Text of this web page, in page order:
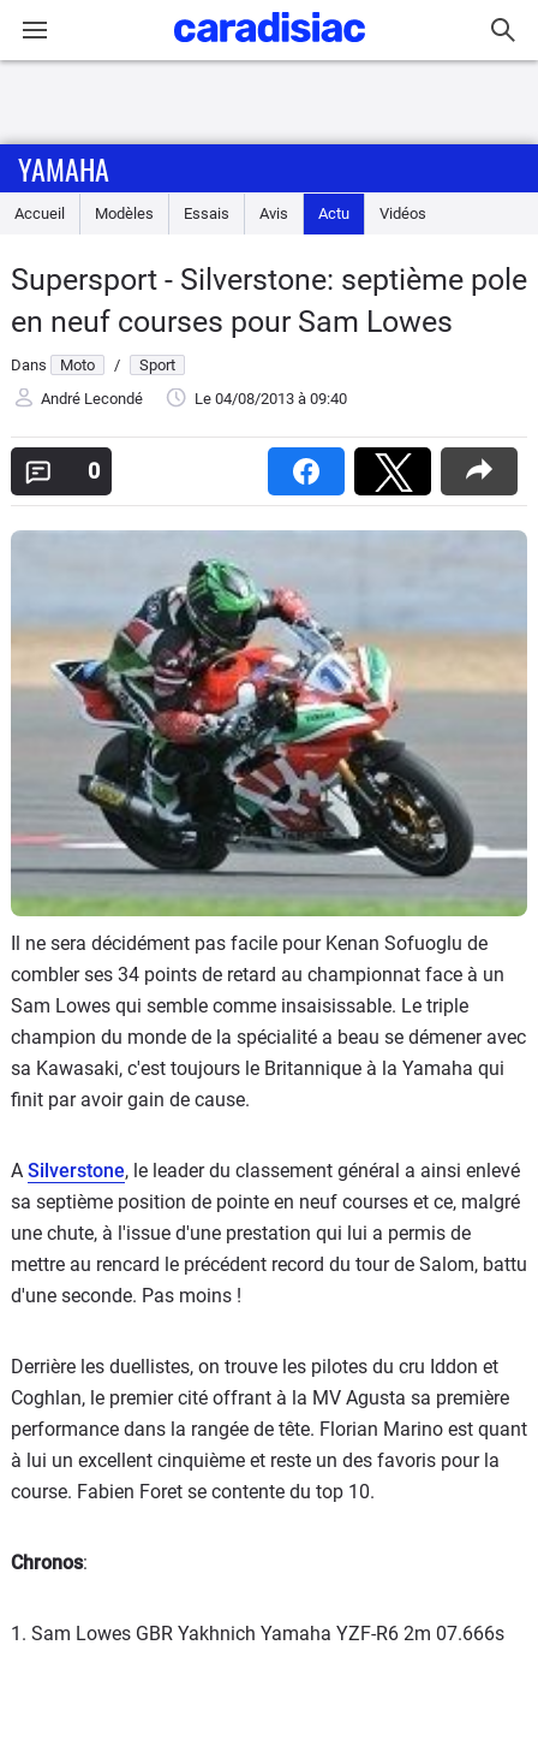
Accueil
Essais
Equipement
Forum
Marques
Services
YAMAHA
Accueil Modèles Essais Avis Actu Vidéos
Supersport - Silverstone: septième pole
en neuf courses pour Sam Lowes
Dans Moto /
Sport
André Lecondé
Le 04/08/2013 à 09:40
0
Il ne sera décidément pas facile pour Kenan Sofuoglu de
combler ses 34 points de retard au championnat face à un
Sam Lowes qui semble comme insaisissable. Le triple
champion du monde de la spécialité a beau se démener avec
sa Kawasaki, c'est toujours le Britannique à la Yamaha qui
finit par avoir gain de cause.
A Silverstone, le leader du classement général a ainsi enlevé
sa septième position de pointe en neuf courses et ce, malgré
une chute, à l'issue d'une prestation qui lui a permis de
mettre au rencard le précédent record du tour de Salom, battu
d'une seconde. Pas moins !
Derrière les duellistes, on trouve les pilotes du cru Iddon et
Coghlan, le premier cité offrant à la MV Agusta sa première
performance dans la rangée de tête. Florian Marino est quant
à lui un excellent cinquième et reste un des favoris pour la
course. Fabien Foret se contente du top 10.
Chronos:
1. Sam Lowes GBR Yakhnich Yamaha YZF-R6 2m 07.666s